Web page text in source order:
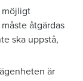
möjligt
åtgärdas
ska uppstå,
är